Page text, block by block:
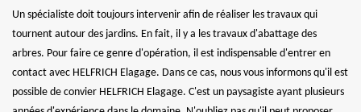
Un spécialiste doit toujours intervenir afin de réaliser les travaux qui
tournent autour des jardins. En fait, il y a les travaux d'abattage des
arbres. Pour faire ce genre d'opération, il est indispensable d'entrer en
contact avec HELFRICH Elagage. Dans ce cas, nous vous informons qu'il est
possible de convier HELFRICH Elagage. C'est un paysagiste ayant plusieurs